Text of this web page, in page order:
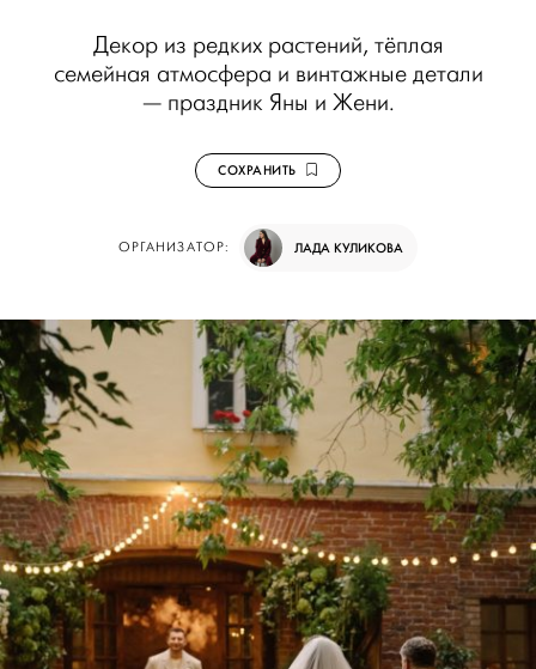
Декор из редких растений, тёплая
семейная атмосфера и винтажные детали
— праздник Яны и Жени.
СОХРАНИТЬ
ОРГАНИЗАТОР: ЛАДА КУЛИКОВА